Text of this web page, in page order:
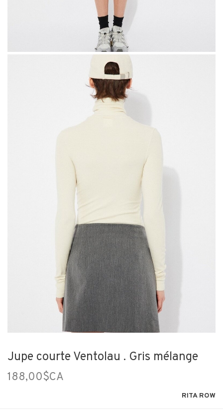
Jupe courte Ventolau . Gris mélange
188,00$CA
RITA ROW